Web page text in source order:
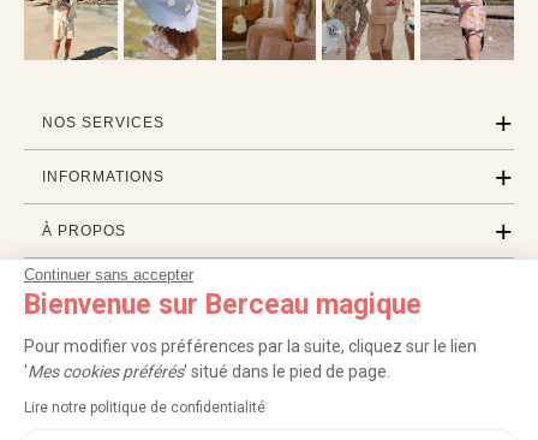
Continuer sans accepter
Bienvenue sur Berceau magique
Pour modifier vos préférences par la suite, cliquez sur le lien
'Mes cookies préférés' situé dans le pied de page.
Lire notre politique de confidentialité
NOS SERVICES
INFORMATIONS
À PROPOS
PROFESSIONNELS
LISTES CADEAUX